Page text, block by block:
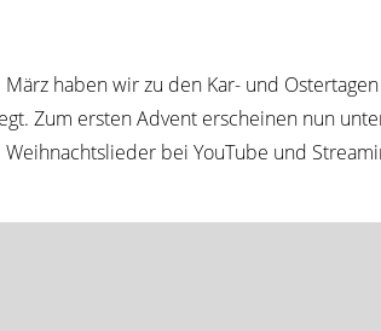
haben wir zu den Kar- und
Zum ersten Advent erscheinen nun
bei YouTube und